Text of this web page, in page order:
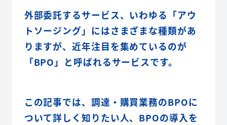
外部委託するサービス、いわゆる「アウ
トソージング」にはさまざまな種類があ
りますが、近年注目を集めているのが
「BPO」と呼ばれるサービスです。
この記事では、調達・購買業務のBPOに
ついて詳しく知りたい人、BPOの導入を